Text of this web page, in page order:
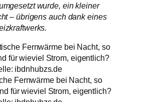
wurde, ein kleiner
– übrigens auch dank eines
Fernwärme bei Nacht, so
für wieviel Strom, eigentlich?